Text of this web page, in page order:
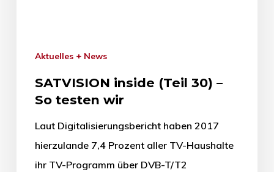
Aktuelles + News
SATVISION inside (Teil 30) –
So testen wir
Laut Digitalisierungsbericht haben 2017
hierzulande 7,4 Prozent aller TV-Haushalte
ihr TV-Programm über DVB-T/T2